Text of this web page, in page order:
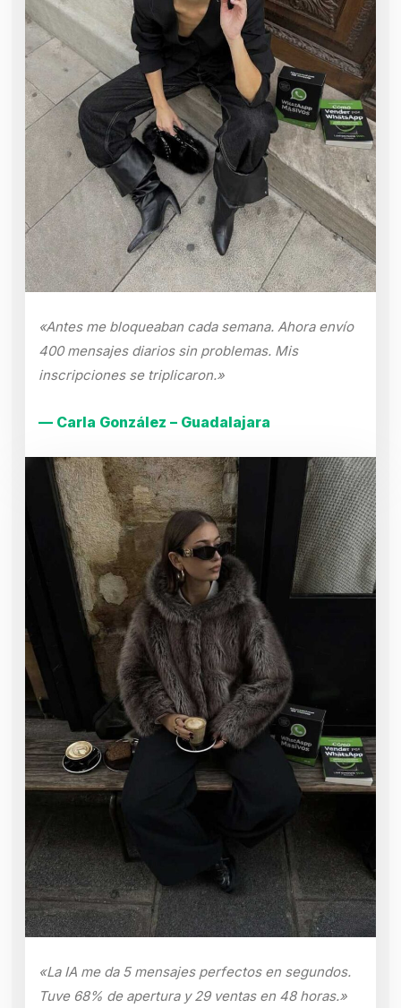
«Antes me bloqueaban cada semana. Ahora envío
400 mensajes diarios sin problemas. Mis
inscripciones se triplicaron.»
— Carla González – Guadalajara
«La IA me da 5 mensajes perfectos en segundos.
Tuve 68% de apertura y 29 ventas en 48 horas.»